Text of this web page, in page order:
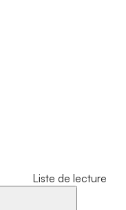
Liste de lecture